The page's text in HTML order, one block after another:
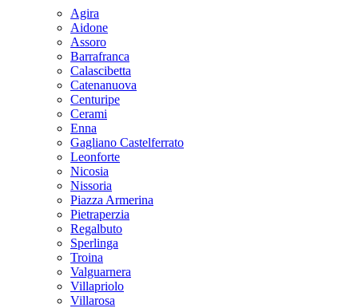
Agira
Aidone
Assoro
Barrafranca
Calascibetta
Catenanuova
Centuripe
Cerami
Enna
Gagliano Castelferrato
Leonforte
Nicosia
Nissoria
Piazza Armerina
Pietraperzia
Regalbuto
Sperlinga
Troina
Valguarnera
Villapriolo
Villarosa